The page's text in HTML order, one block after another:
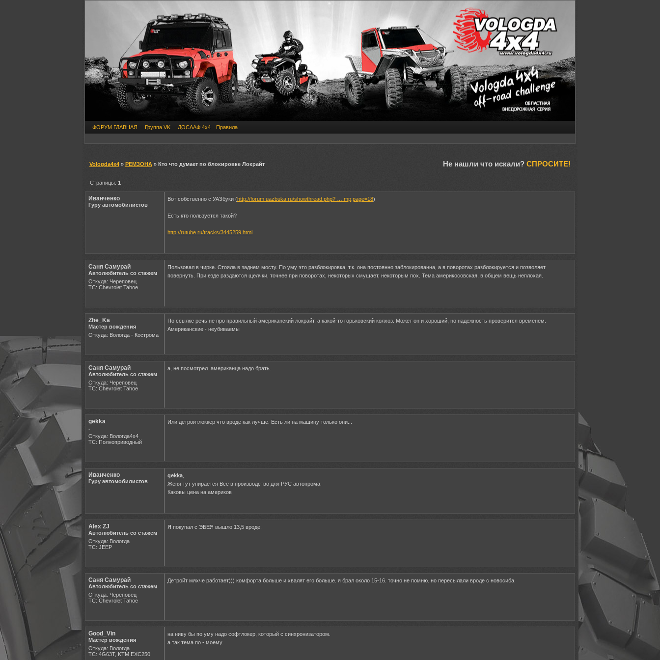
ФОРУМ ГЛАВНАЯ Группа VK ДОСААФ 4х4 Правила
Vologda4x4 » РЕМЗОНА » Кто что думает по блокировке Локрайт Не нашли что искали? СПРОСИТЕ!
Страницы:1
Иванченко
Гуру автомобилистов
Вот собственно с УАЗбуки (http://forum.uazbuka.ru/showthread.php? … mp;page=18)
Есть кто пользуется такой?
http://rutube.ru/tracks/3445259.html
Саня Самурай
Автолюбитель со стажем
Откуда: Череповец
ТС: Chevrolet Tahoe
Пользовал в чирке. Стояла в заднем мосту. По уму это разблокировка, т.к. она постоянно заблокированна, а в поворотах разблокируется и позволяет
повернуть. При езде раздаются щелчки, точнее при поворотах, некоторых смущает, некоторым пох. Тема америкосовская, в общем вещь неплохая.
Zhe_Ka
Мастер вождения
Откуда: Вологда - Кострома
По ссылке речь не про правильный американский локрайт, а какой-то горьковский колхоз. Может он и хороший, но надежность проверится временем.
Американские - неубиваемы
Саня Самурай
Автолюбитель со стажем
Откуда: Череповец
ТС: Chevrolet Tahoe
а, не посмотрел. американца надо брать.
gekka
.
Откуда: Вологда4х4
ТС: Полноприводный
Или детроитлоккер что вроде как лучше. Есть ли на машину только они...
Иванченко
Гуру автомобилистов
gekka
Женя тут упирается Все в производство для РУС автопрома.
Каковы цена на америков
Alex ZJ
Автолюбитель со стажем
Откуда: Вологда
ТС: JEEP
Я покупал с ЭБЕЯ вышло 13,5 вроде.
Саня Самурай
Автолюбитель со стажем
Откуда: Череповец
ТС: Chevrolet Tahoe
Детройт мяхче работает))) комфорта больше и хвалят его больше. я брал около 15-16. точно не помню. но пересылали вроде с новосиба.
Good_Vin
Мастер вождения
Откуда: Вологда
ТС: 4G63T, KTM EXC250
на ниву бы по уму надо софтлокер, который с синхронизатором.
а так тема по - моему.